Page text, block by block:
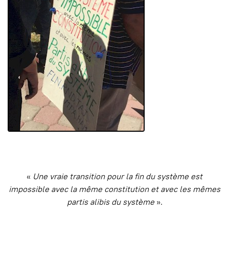
« Une vraie transition pour la fin du système est
impossible avec la même constitution et avec les mêmes
partis alibis du système».